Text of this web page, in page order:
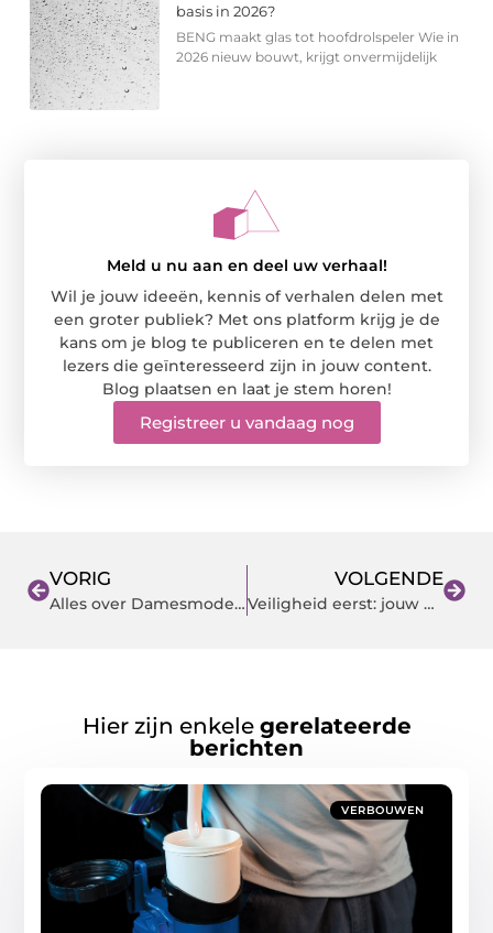
basis in 2026?
BENG maakt glas tot hoofdrolspeler Wie in
2026 nieuw bouwt, krijgt onvermijdelijk
Meld u nu aan en deel uw verhaal!
Wil je jouw ideeën, kennis of verhalen delen met
een groter publiek? Met ons platform krijg je de
kans om je blog te publiceren en te delen met
lezers die geïnteresseerd zijn in jouw content.
Blog plaatsen en laat je stem horen!
Registreer u vandaag nog
VORIG
Alles over Damesmode in Zaanstad: Tips en Veelgestelde Vragen
VOLGENDE
Veiligheid eerst: jouw gids voor bedrijfshulpverlening en EHBO
Hier zijn enkele gerelateerde
berichten
VERBOUWEN